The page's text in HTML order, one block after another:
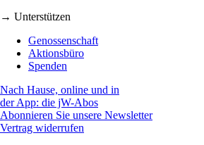
→ Unterstützen
Genossenschaft
Aktionsbüro
Spenden
Nach Hause, online und in
der App: die jW-Abos
Abonnieren Sie unsere Newsletter
Vertrag widerrufen